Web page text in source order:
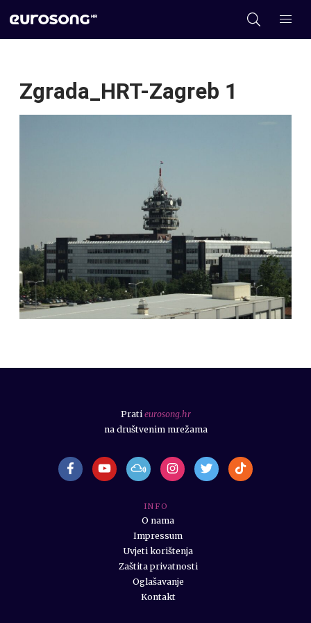
Zgrada_HRT-Zagreb 1
I N F O
O nama
Impressum
Uvjeti korištenja
Zaštita privatnosti
Oglašavanje
Kontakt
Prati eurosong.hr
na društvenim mrežama